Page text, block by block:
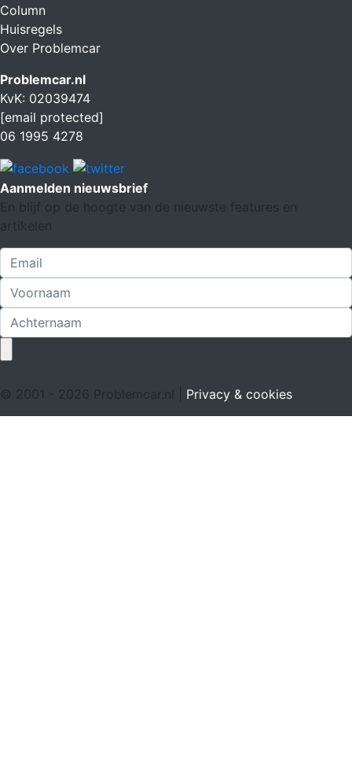
Column
Huisregels
Over Problemcar
Problemcar.nl
KvK: 02039474
[email protected]
06 1995 4278
Aanmelden nieuwsbrief
En blijf op de hoogte van de nieuwste features en
artikelen
© 2001 - 2026 Problemcar.nl | Privacy & cookies